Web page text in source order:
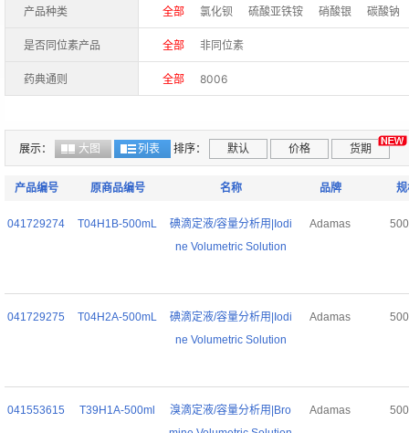
产品种类 全部 氯化钡 硫酸亚铁铵 硝酸银
碳酸钠
硝酸铋
邻苯二甲酸氢钾
硫酸铈
碘酸钾 锌 氯化锌 硝酸铜
重铬
乙酸锌
硫酸镍 碘化钾 高碘酸钠 氢氧化
是否同位素产品 全部 非同位素
药典通则 全部 8006
展示： 大图 列表 排序： 默认 价格 货期
产品编号 原商品编号 名称 品牌 规
041729274 T04H1B-500mL
碘滴定液/容量分析用|Iodi
ne Volumetric Solution
Adamas
041729275 T04H2A-500mL
碘滴定液/容量分析用|Iodi
ne Volumetric Solution
Adamas
041553615 T39H1A-500ml
溴滴定液/容量分析用|Bro
Adamas